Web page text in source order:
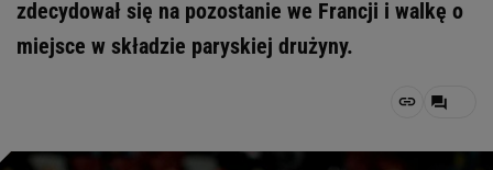
zdecydował się na pozostanie we Francji i walkę o
miejsce w składzie paryskiej drużyny.